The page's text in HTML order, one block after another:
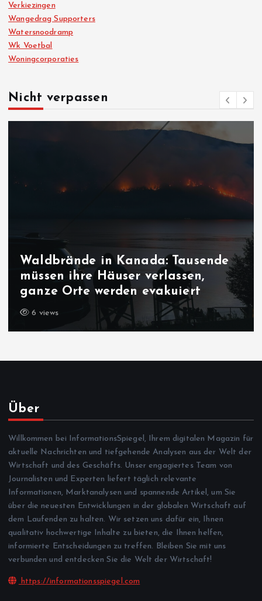
Verkiezingen
Wangedrag Supporters
Watersnoodramp
Wk Voetbal
Woningcorporaties
Nicht verpassen
Waldbrände in Kanada: Tausende
müssen ihre Häuser verlassen,
ganze Orte werden evakuiert
6 views
Über
Willkommen bei InformationsSpiegel, Ihrem digitalen Magazin für
aktuelle Nachrichten und tiefgehende Analysen aus der Welt der
Wirtschaft und des Geschäfts. Unser engagiertes Team von
Journalisten und Experten liefert täglich relevante
Informationen, Marktanalysen und spannende Artikel, um Sie
über die neuesten Entwicklungen in der globalen Wirtschaft auf
dem Laufenden zu halten. Wir setzen uns dafür ein, Ihnen
qualitativ hochwertige Inhalte zu bieten, die Ihnen helfen,
informierte Entscheidungen zu treffen. Bleiben Sie mit uns
verbunden und entdecken Sie die Welt der Wirtschaft!
https://informationsspiegel.com